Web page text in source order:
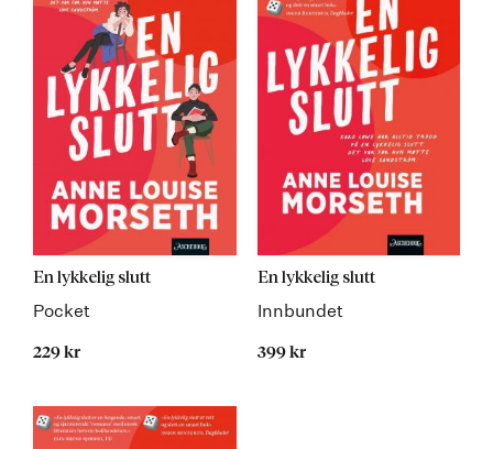
En lykkelig slutt
Pocket
229 kr
En lykkelig slutt
Innbundet
399 kr